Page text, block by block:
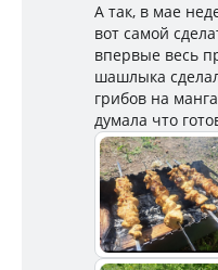
А так, в мае
вот самой
впервые весь
шашлыка
грибов на
думала что